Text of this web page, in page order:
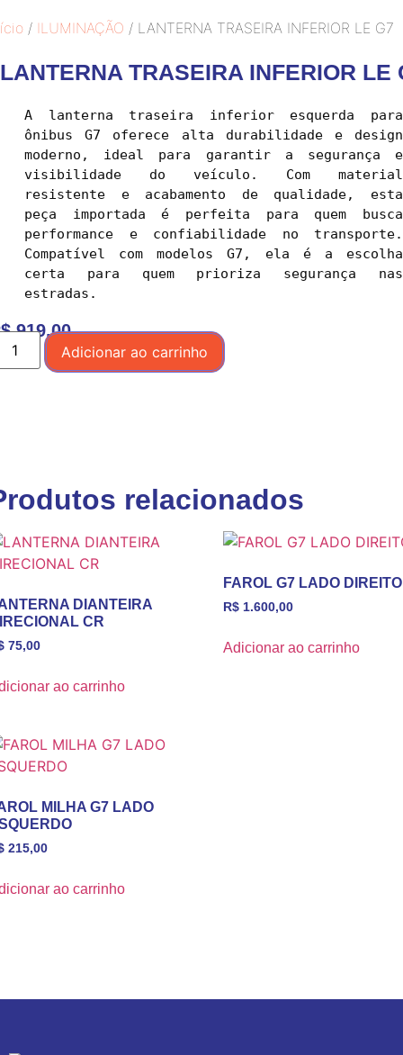
/ ILUMINAÇÃO / LANTERNA TRASEIRA INFERIOR LE G7
LANTERNA TRASEIRA INFERIOR LE
A lanterna traseira inferior esquerda para
ônibus G7 oferece alta durabilidade e design
moderno, ideal para garantir a segurança e
visibilidade do veículo. Com material
resistente e acabamento de qualidade, esta
peça importada é perfeita para quem busca
performance e confiabilidade no transporte.
Compatível com modelos G7, ela é a escolha
certa para quem prioriza segurança nas
919,00
Adicionar ao carrinho
relacionados
DIANTEIRA
CR
75,00
ao carrinho
FAROL G7 LADO DIREITO
R$1.600,00
Adicionar ao carrinho
MILHA G7 LADO
215,00
ao carrinho